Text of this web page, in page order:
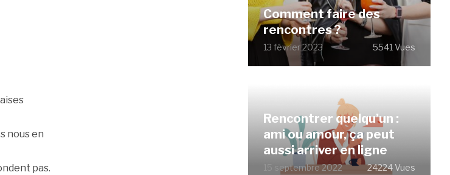
nous en
pas.
Comment faire des
rencontres ?
13 février 2023 5541 Vues
Rencontrer quelqu’un :
ami ou amour, ça peut
aussi arriver en ligne
15 septembre 2022 24224 Vues